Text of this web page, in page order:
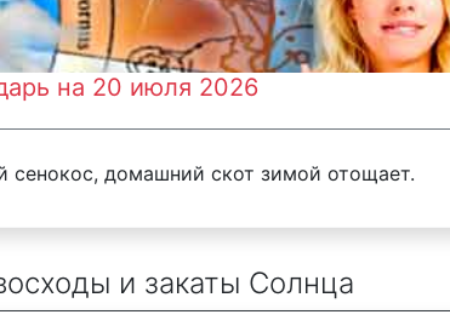
на 20 июля 2026
домашний скот зимой отощает.
и закаты Солнца